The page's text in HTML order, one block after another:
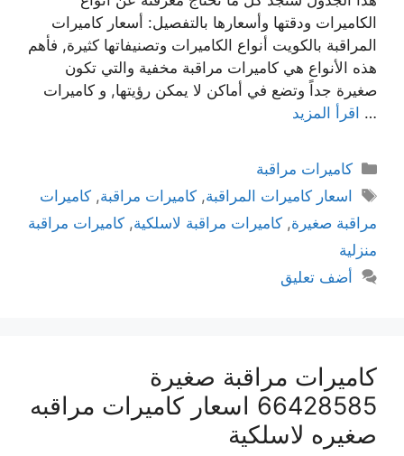
الكاميرات ودقتها وأسعارها بالتفصيل: أسعار كاميرات
المراقبة بالكويت أنواع الكاميرات وتصنيفاتها كثيرة, فأهم
هذه الأنواع هي كاميرات مراقبة مخفية والتي تكون
صغيرة جداً وتضع في أماكن لا يمكن رؤيتها, و كاميرات
… اقرأ المزيد
كاميرات مراقبة
اسعار كاميرات المراقبة,كاميرات مراقبة,كاميرات
مراقبة صغيرة, كاميرات مراقبة لاسلكية, كاميرات مراقبة
منزلية
أضف تعليق
كاميرات مراقبة صغيرة
66428585 اسعار كاميرات مراقبه
صغيره لاسلكية